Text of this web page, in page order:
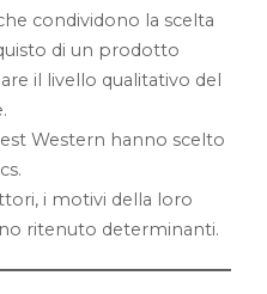
condividono la scelta
di un prodotto
il livello qualitativo del
Western hanno scelto
i motivi della loro
ritenuto determinanti.